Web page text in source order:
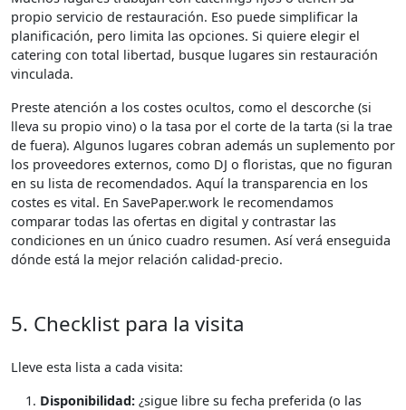
propio servicio de restauración. Eso puede simplificar la
planificación, pero limita las opciones. Si quiere elegir el
catering con total libertad, busque lugares sin restauración
vinculada.
Preste atención a los costes ocultos, como el descorche (si
lleva su propio vino) o la tasa por el corte de la tarta (si la trae
de fuera). Algunos lugares cobran además un suplemento por
los proveedores externos, como DJ o floristas, que no figuran
en su lista de recomendados. Aquí la transparencia en los
costes es vital. En SavePaper.work le recomendamos
comparar todas las ofertas en digital y contrastar las
condiciones en un único cuadro resumen. Así verá enseguida
dónde está la mejor relación calidad-precio.
5. Checklist para la visita
Lleve esta lista a cada visita:
Disponibilidad: ¿sigue libre su fecha preferida (o las